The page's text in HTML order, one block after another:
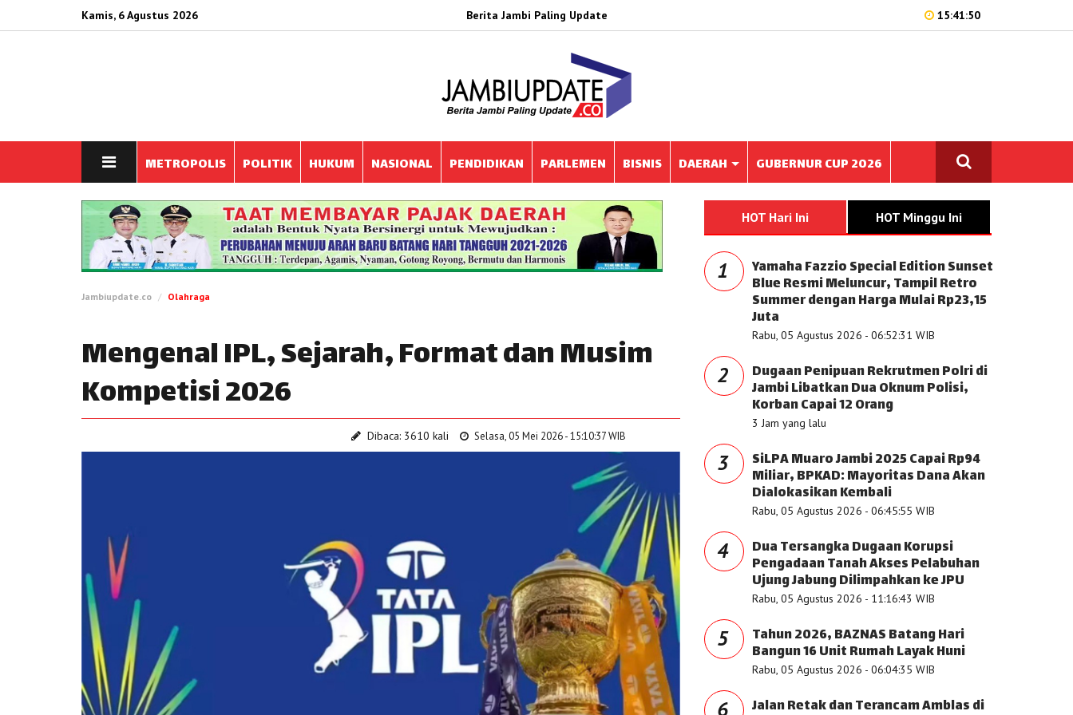
Kamis, 6 Agustus 2026 Berita Jambi Paling Update 15:41:50
METROPOLIS POLITIK HUKUM NASIONAL PENDIDIKAN PARLEMEN BISNIS DAERAH GUBERNUR CUP 2026
Jambiupdate.co Olahraga
Mengenal IPL, Sejarah, Format dan Musim
Kompetisi 2026
Dibaca: 3610 kali Selasa, 05 Mei 2026 - 15:10:37 WIB
HOT Hari Ini HOT Minggu Ini
1 Yamaha Fazzio Special Edition Sunset
Blue Resmi Meluncur, Tampil Retro
Summer dengan Harga Mulai Rp23,15
Juta
Rabu, 05 Agustus 2026 - 06:52:31 WIB
2 Dugaan Penipuan Rekrutmen Polri di
Jambi Libatkan Dua Oknum Polisi,
Korban Capai 12 Orang
3 Jam yang lalu
3 SiLPA Muaro Jambi 2025 Capai Rp94
Miliar, BPKAD: Mayoritas Dana Akan
Dialokasikan Kembali
Rabu, 05 Agustus 2026 - 06:45:55 WIB
4 Dua Tersangka Dugaan Korupsi
Pengadaan Tanah Akses Pelabuhan
Ujung Jabung Dilimpahkan ke JPU
Rabu, 05 Agustus 2026 - 11:16:43 WIB
5 Tahun 2026, BAZNAS Batang Hari
Bangun 16 Unit Rumah Layak Huni
Rabu, 05 Agustus 2026 - 06:04:35 WIB
6 Jalan Retak dan Terancam Amblas di